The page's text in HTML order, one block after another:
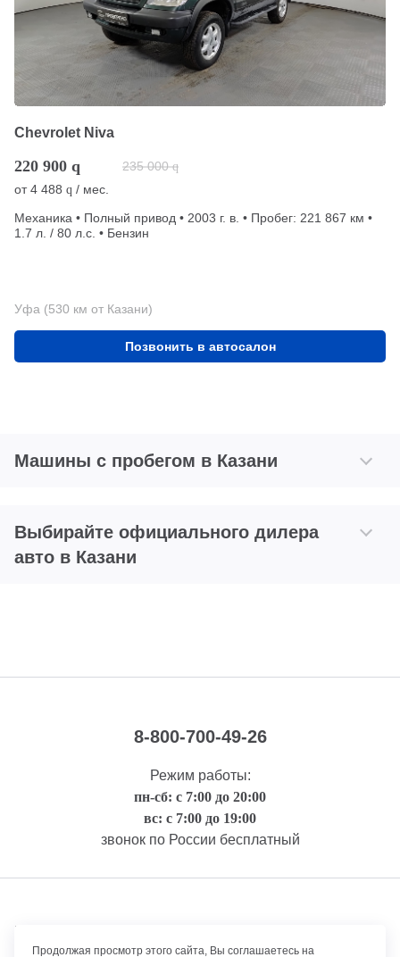
Chevrolet Niva
220 900 q 235 000 q
от4 488 q / мес.
Механика • Полный привод • 2003 г. в. • Пробег: 221 867 км •
1.7 л. / 80 л.с. • Бензин
Уфа (530 км от Казани)
Позвонить в автосалон
Машины с пробегом в Казани
Выбирайте официального дилера
авто в Казани
8-800-700-49-26
Режим работы:
пн-сб: с 7:00 до 20:00
вс: с 7:00 до 19:00
звонок по России бесплатный
Правовая информация
Продолжая просмотр этого сайта, Вы соглашаетесь на